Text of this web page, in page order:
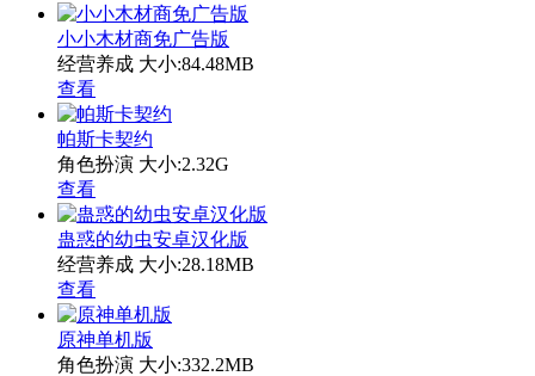
小小木材商免广告版
经营养成 大小:84.48MB
查看
帕斯卡契约
角色扮演 大小:2.32G
查看
蛊惑的幼虫安卓汉化版
经营养成 大小:28.18MB
查看
原神单机版
角色扮演 大小:332.2MB